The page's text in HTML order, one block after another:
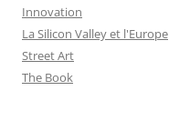
Innovation
La Silicon Valley et l'Europe
Street Art
The Book